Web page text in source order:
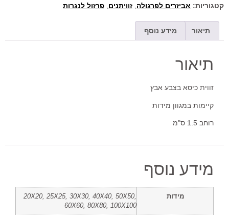
קטגוריות: אביזרים לפרגולה,זוויתנים,פרזול לנגרות
תיאור מידע נוסף
תיאור
זווית כיסא בצבע אבץ
קיימות במגוון מידות
רוחב 1.5 ס"מ
מידע נוסף
מידות
20X20, 25X25, 30X30, 40X40, 50X50,
60X60, 80X80, 100X100